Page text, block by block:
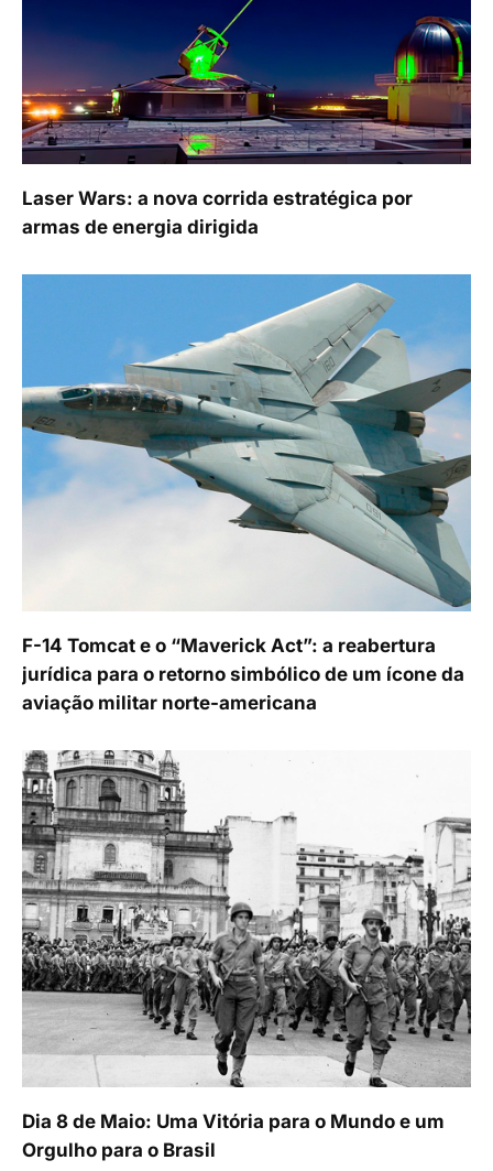
Laser Wars: a nova corrida estratégica por
armas de energia dirigida
F-14 Tomcat e o “Maverick Act”: a reabertura
jurídica para o retorno simbólico de um ícone da
aviação militar norte-americana
Dia 8 de Maio: Uma Vitória para o Mundo e um
Orgulho para o Brasil